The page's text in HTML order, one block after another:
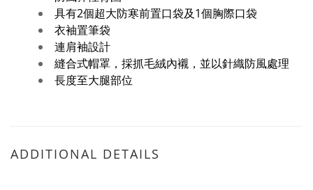
具有2個超大防寒前置口袋及1個胸際口袋
衣袖置筆袋
連肩袖設計
縫合式帽罩，採抓毛絨內襯，並以針織防風處理
長度至大腿部位
ADDITIONAL DETAILS